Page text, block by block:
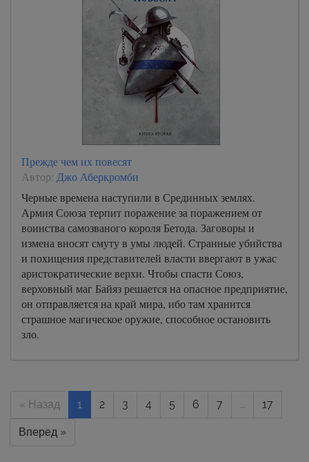
Прежде чем их повесят
Автор: Джо Аберкромби
Черные времена наступили в Срединных землях.
Армия Союза терпит поражение за поражением от
воинства самозваного короля Бетода. Заговоры и
измена вносят смуту в умы людей. Странные убийства
и похищения представителей власти ввергают в ужас
аристократические верхи. Чтобы спасти Союз,
верховный маг Байяз решается на опасное предприятие,
он отправляется на край мира, ибо там хранится
страшное магическое оружие, способное остановить
зло.
« Назад 1 2 3 4 5 6 7 … 17
Вперед »